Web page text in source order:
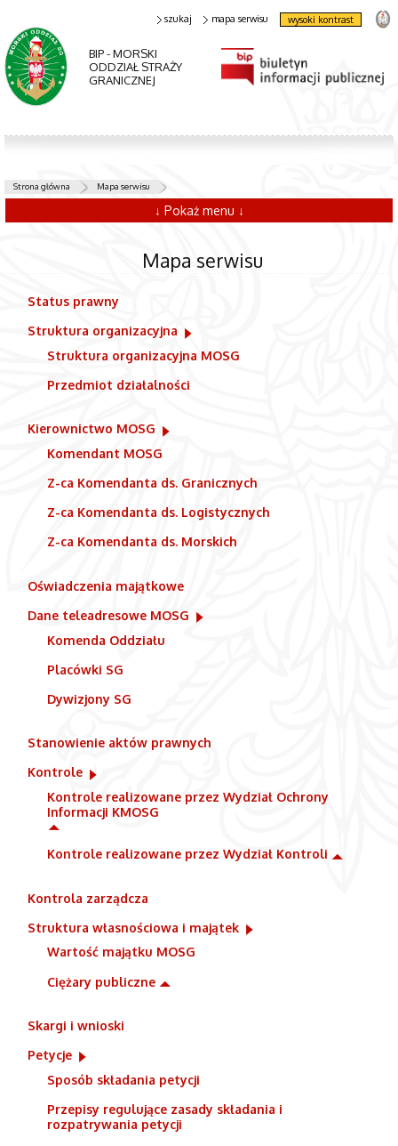
BIP - MORSKI
ODDZIAŁ STRAŻY
GRANICZNEJ
szukaj mapa serwisu wysoki kontrast
Strona główna Mapa serwisu
↓ Pokaż menu ↓
Mapa serwisu
Status prawny
Struktura organizacyjna
Struktura organizacyjna MOSG
Przedmiot działalności
Kierownictwo MOSG
Komendant MOSG
Z-ca Komendanta ds. Granicznych
Z-ca Komendanta ds. Logistycznych
Z-ca Komendanta ds. Morskich
Oświadczenia majątkowe
Dane teleadresowe MOSG
Komenda Oddziału
Placówki SG
Dywizjony SG
Stanowienie aktów prawnych
Kontrole
Kontrole realizowane przez Wydział Ochrony
Informacji KMOSG
Kontrole realizowane przez Wydział Kontroli
Kontrola zarządcza
Struktura własnościowa i majątek
Wartość majątku MOSG
Ciężary publiczne
Skargi i wnioski
Petycje
Sposób składania petycji
Przepisy regulujące zasady składania i
rozpatrywania petycji